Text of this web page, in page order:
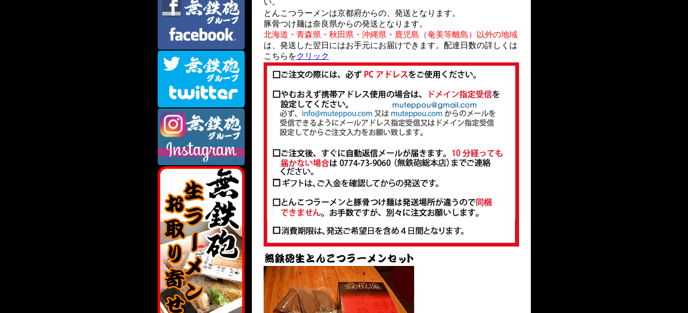
い。
とんこつラーメンは京都府からの、発送となります。
豚骨つけ麺は奈良県からの発送となります。
北海道・青森県・秋田県・沖縄県・鹿児島（奄美等離島）以外の地域
は、発送した翌日にはお手元にお届けできます。配達日数の詳しくは
こちらをクリック